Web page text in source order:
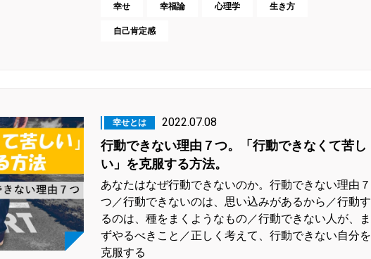
幸せ 幸福論 心理学 生き方
自己肯定感
幸せとは 2022.07.08
行動できない理由７つ。「行動できなくて苦し
い」を克服する方法。
あなたはなぜ行動できないのか。行動できない理由７
つ／行動できないのは、思い込みがあるから／行動す
るのは、種をまくようなもの／行動できない人が、ま
ずやるべきこと／正しく考えて、行動できない自分を
克服する